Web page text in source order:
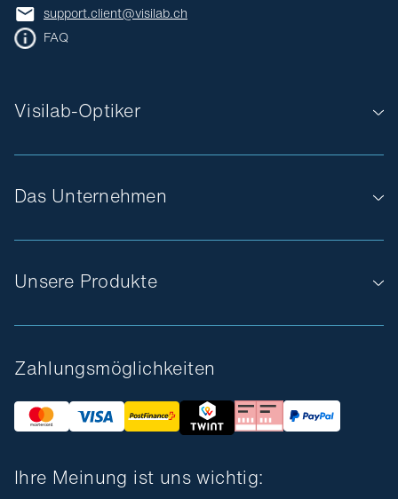
Das Unternehmen
Unsere Produkte
Visilab-Optiker
support.client@visilab.ch
FAQ
Zahlungsmöglichkeiten
Ihre Meinung ist uns wichtig: